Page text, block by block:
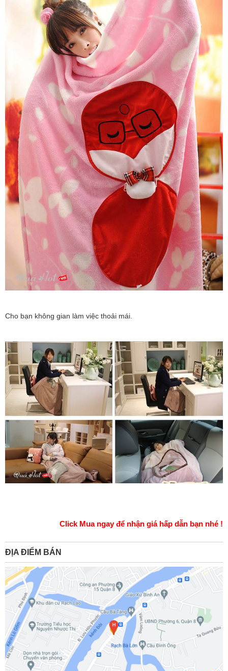
Cho bạn không gian làm việc thoải mái.
Click Mua ngay để nhận giá hấp dẫn bạn nhé !
ĐỊA ĐIỂM BÁN